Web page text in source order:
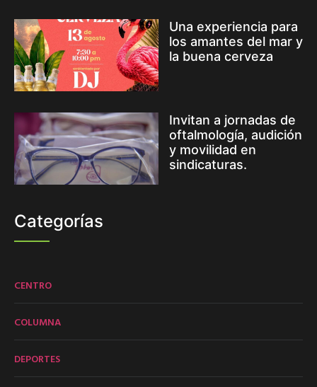
Una experiencia para
los amantes del mar y
la buena cerveza
Invitan a jornadas de
oftalmología, audición
y movilidad en
sindicaturas.
Categorías
CENTRO
COLUMNA
DEPORTES